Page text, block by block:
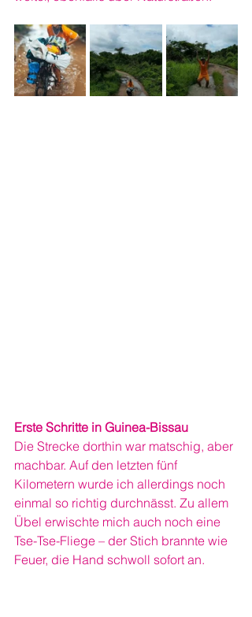
Erste Schritte in Guinea-Bissau
Die Strecke dorthin war matschig, aber
machbar. Auf den letzten fünf
Kilometern wurde ich allerdings noch
einmal so richtig durchnässt. Zu allem
Übel erwischte mich auch noch eine
Tse-Tse-Fliege – der Stich brannte wie
Feuer, die Hand schwoll sofort an.